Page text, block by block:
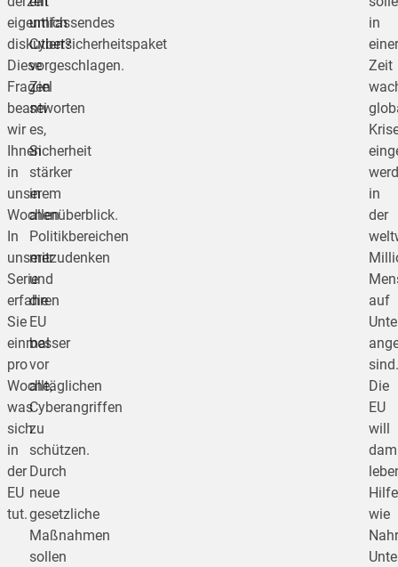
eigentlich
diskutiert?
Diese
Fragen
beantworten
wir
Ihnen
in
unserem
Wochenüberblick.
In
unserer
Serie
erfahren
Sie
einmal
pro
Woche,
was
sich
in
der
EU
tut.
umfassendes
Cybersicherheitspaket
vorgeschlagen.
Ziel
sei
es,
Sicherheit
stärker
in
allen
Politikbereichen
mitzudenken
und
die
EU
besser
vor
alltäglichen
Cyberangriffen
zu
schützen.
Durch
neue
gesetzliche
Maßnahmen
sollen
in
einer
Zeit
in
der
auf
sind.
Die
EU
will
Hilfe
wie